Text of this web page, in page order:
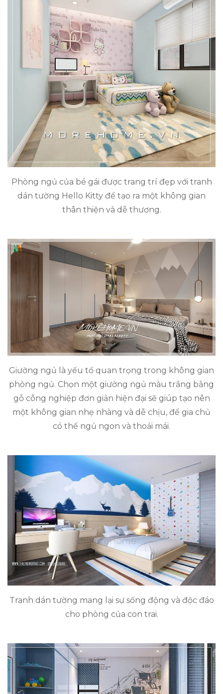
Phòng ngủ của bé gái được trang trí đẹp với tranh
dán tường Hello Kitty để tạo ra một không gian
thân thiện và dễ thương.
Giường ngủ là yếu tố quan trọng trong không gian
phòng ngủ. Chọn một giường ngủ màu trắng bằng
gỗ công nghiệp đơn giản hiện đại sẽ giúp tạo nên
một không gian nhẹ nhàng và dễ chịu, để gia chủ
có thể ngủ ngon và thoải mái.
Tranh dán tường mang lại sự sống động và độc đáo
cho phòng của con trai.